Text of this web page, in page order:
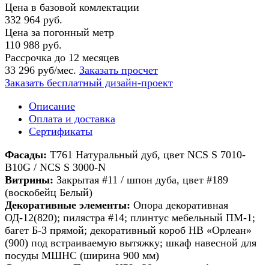
Цена в базовой комлектации
332 964 руб.
Цена за погонный метр
110 988 руб.
Рассрочка до 12 месяцев
33 296 руб/мес. Заказать просчет
Заказать бесплатный дизайн-проект
Описание
Оплата и доставка
Сертификаты
Фасады: Т761 Натуральный дуб, цвет NCS S 7010-
B10G / NCS S 3000-N
Витрины: Закрытая #11 / шпон дуба, цвет #189
(воскобейц Белый)
Декоративные элементы: Опора декоративная
ОД-12(820); пилястра #14; плинтус мебельный ПМ-1;
багет Б-3 прямой; декоративный короб HB «Орлеан»
(900) под встраиваемую вытяжку; шкаф навесной для
посуды МШНС (ширина 900 мм)